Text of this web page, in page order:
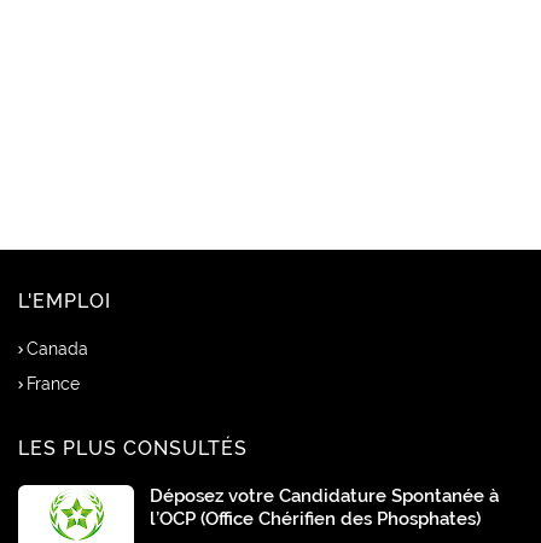
L'EMPLOI
Canada
France
LES PLUS CONSULTÉS
Déposez votre Candidature Spontanée à
l’OCP (Office Chérifien des Phosphates)